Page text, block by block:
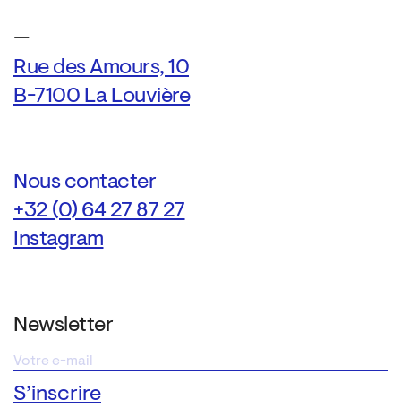
—
Rue des Amours, 10
B-7100 La Louvière
Nous contacter
+32 (0) 64 27 87 27
Instagram
Newsletter